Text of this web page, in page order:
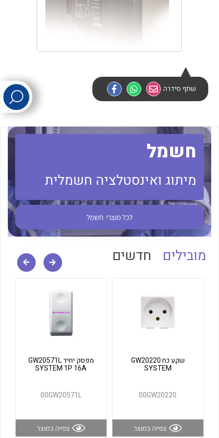
לכל מוצרי היצרן לכל מוצרי היצרן
לכל מוצרי היצרן
שתף סידרה
חשמל
מיתוג ואינסטלציה חשמלית
לכל מוצרי חשמל
מובילים חדשים
שקע כח GW20220
SYSTEM
00GW20220
צפייה במוצר
מפסק יחיד GW20571L
SYSTEM 1P 16A
00GW20571L
צפייה במוצר